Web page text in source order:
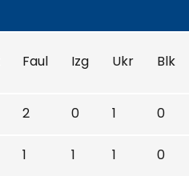
Faul Izg Ukr Blk
2 0 1 0
1 1 1 0